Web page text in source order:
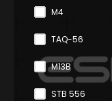
M4
TAQ-56
M13B
STB 556